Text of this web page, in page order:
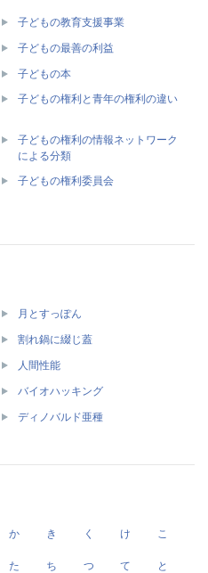
子どもの教育支援事業
子どもの最善の利益
子どもの本
子どもの権利と青年の権利の違い
子どもの権利の情報ネットワーク
による分類
子どもの権利委員会
月とすっぽん
割れ鍋に綴じ蓋
人間性能
バイオハッキング
ディノバルド亜種
か き く け こ
た ち つ て と